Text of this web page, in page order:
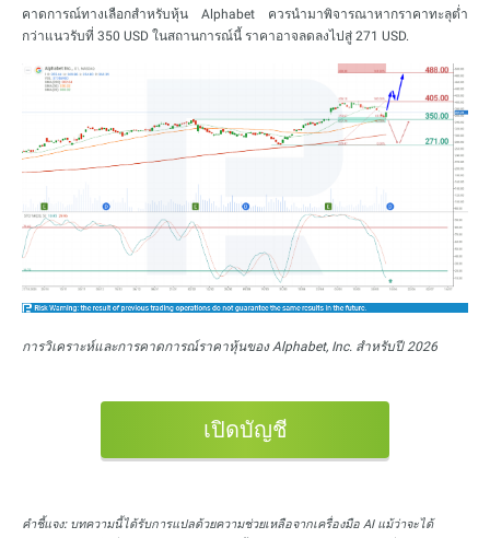
คาดการณ์ทางเลือกสำหรับหุ้น Alphabet ควรนำมาพิจารณาหากราคาทะลุต่ำ
กว่าแนวรับที่ 350 USD ในสถานการณ์นี้ ราคาอาจลดลงไปสู่ 271 USD.
การวิเคราะห์และการคาดการณ์ราคาหุ้นของ Alphabet, Inc. สำหรับปี 2026
เปิดบัญชี
คำชี้แจง:บทความนี้ได้รับการแปลด้วยความช่วยเหลือจากเครื่องมือ AI แม้ว่าจะได้